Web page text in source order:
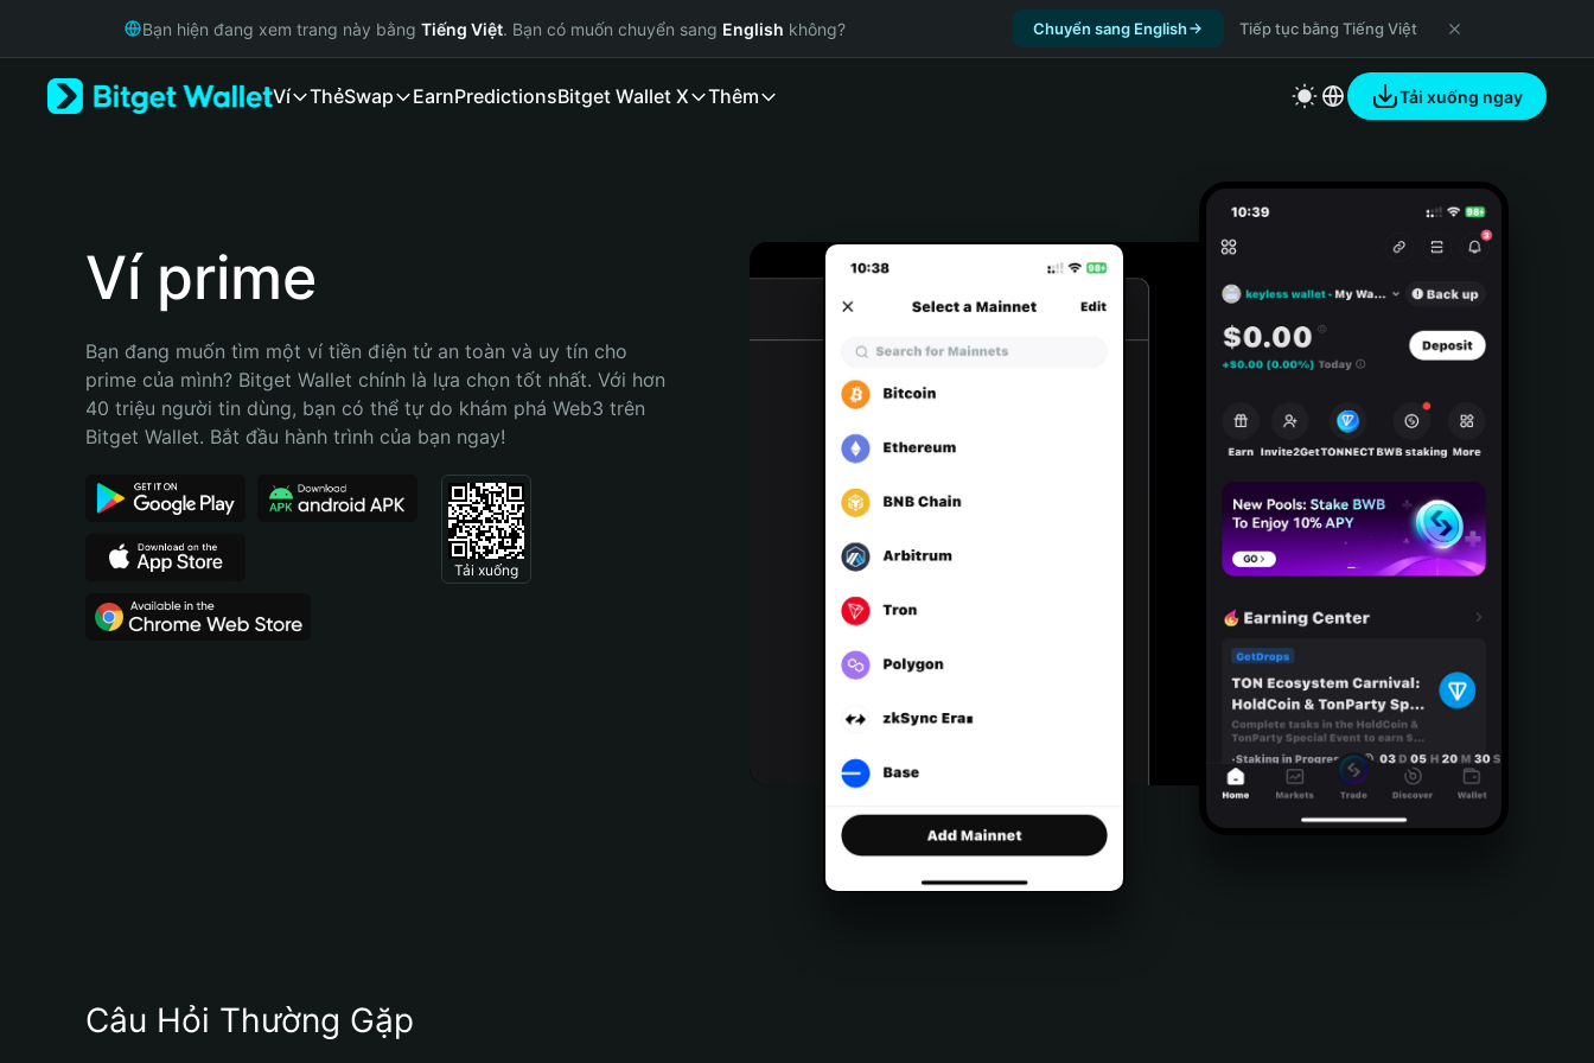
Русский
Bahasa Indonesia
Português (Brasil)
Bạn hiện đang xem trang này bằng Tiếng Việt. Bạn có muốn chuyển sang English không? Chuyển sang English Tiếp tục bằng Tiếng Việt
Ví ThẻSwap EarnPredictionsBitget Wallet X Thêm Tải xuống ngay
Ví prime
Bạn đang muốn tìm một ví tiền điện tử an toàn và uy tín cho
prime của mình? Bitget Wallet chính là lựa chọn tốt nhất. Với hơn
40 triệu người tin dùng, bạn có thể tự do khám phá Web3 trên
Bitget Wallet. Bắt đầu hành trình của bạn ngay!
Tải xuống
Câu Hỏi Thường Gặp